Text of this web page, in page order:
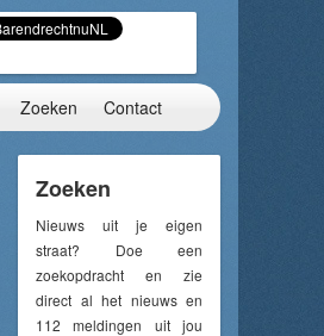
Zoeken Contact
Zoeken
Nieuws uit je eigen
straat? Doe een
zoekopdracht en zie
direct al het nieuws en
112 meldingen uit jou